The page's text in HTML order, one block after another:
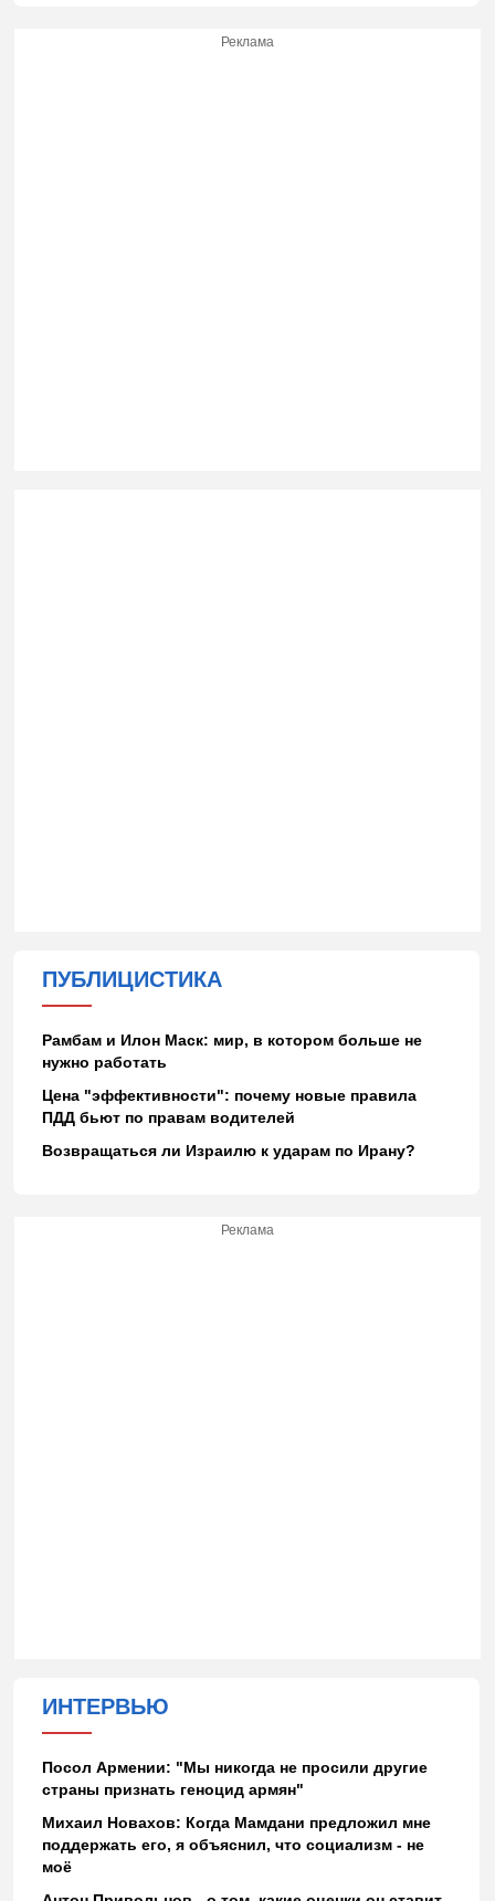
Реклама
ПУБЛИЦИСТИКА
Рамбам и Илон Маск: мир, в котором больше не
нужно работать
Цена "эффективности": почему новые правила
ПДД бьют по правам водителей
Возвращаться ли Израилю к ударам по Ирану?
Реклама
ИНТЕРВЬЮ
Посол Армении: "Мы никогда не просили другие
страны признать геноцид армян"
Михаил Новахов: Когда Мамдани предложил мне
поддержать его, я объяснил, что социализм - не
моё